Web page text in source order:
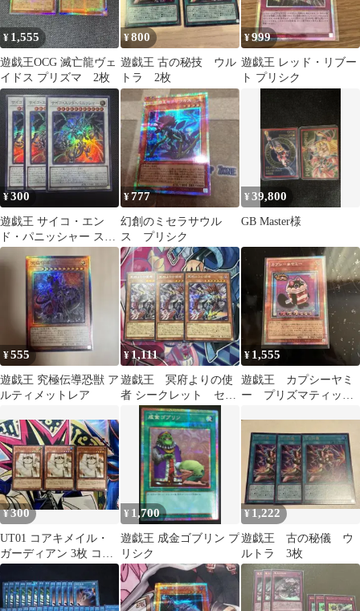
¥ 1,555
遊戯王OCG 滅亡龍ヴェ
イドス プリズマ 2枚
¥800
遊戯王 古の秘技 ウル
トラ 2枚
¥999
遊戯王 レッド・リブー
ト プリシク
¥300
遊戯王 サイコ・エン
ド・パニッシャー スー
パーレア 3枚セット
¥777
幻創のミセラサウル
ス プリシク
¥39,800
GB Master様
¥555
遊戯王 究極伝導恐獣 ア
ルティメットレア
¥1,111
遊戯王 冥府よりの使
者 シークレット セッ
¥ 1,555
遊戯王 カプシーヤミ
ー プリズマティック
¥300
UT01 コアキメイル・
ガーディアン 3枚 コア
キメイルガーディアン
¥ 1,700
遊戯王 成金ゴブリン プ
リシク
¥1,222
遊戯王 古の秘儀 ウ
ルトラ 3枚